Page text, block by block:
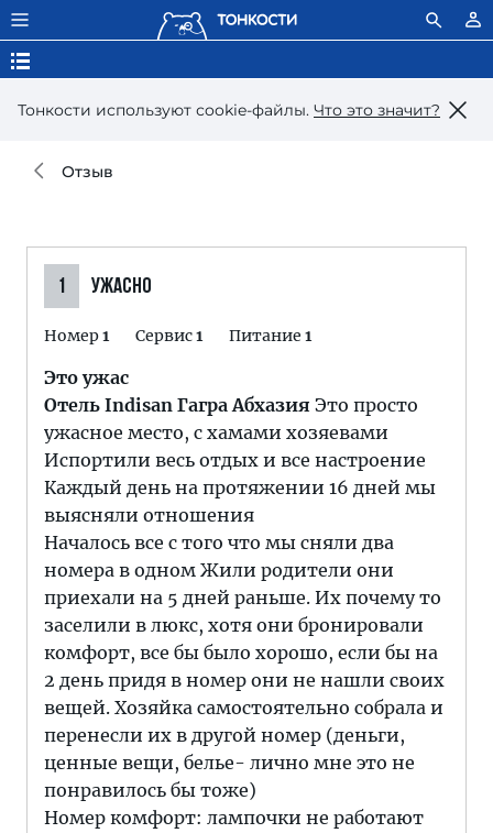
Тонкости используют сookie-файлы. Что это значит?
Отзыв
1 УЖАСНО
Номер1 Сервис1 Питание 1
Это ужас
Отель Indisan Гагра Абхазия Это просто
ужасное место, с хамами хозяевами
Испортили весь отдых и все настроение
Каждый день на протяжении 16 дней мы
выясняли отношения
Началось все с того что мы сняли два
номера в одном Жили родители они
приехали на 5 дней раньше. Их почему то
заселили в люкс, хотя они бронировали
комфорт, все бы было хорошо, если бы на
2 день придя в номер они не нашли своих
вещей. Хозяйка самостоятельно собрала и
перенесли их в другой номер (деньги,
ценные вещи, белье- лично мне это не
понравилось бы тоже)
Номер комфорт: лампочки не работают